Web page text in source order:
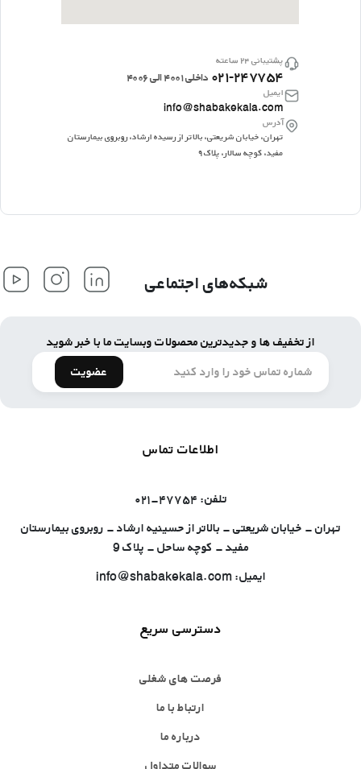
پشتیبانی ۲۴ ساعته
۰۲۱-۲۴۷۷۵۴ داخلی ۴۰۰۱ الی ۴۰۰۶
ایمیل
info@shabakekala.com
آدرس
تهران، خیابان شریعتی، بالاتر از رسیده ارشاد، روبروی بیمارستان
مفید، کوچه سالار، پلاک ۹
شبکه‌های اجتماعی
از تخفیف ها و جدیدترین محصولات وبسایت ما با خبر شوید
عضویت
اطلاعات تماس
تلفن: ۴۷۷۵۴-۰۲۱
تهران - خیابان شریعتی - بالاتر از حسینیه ارشاد - روبروی بیمارستان
مفید - کوچه ساحل - پلاک 9
ایمیل: info@shabakekala.com
دسترسی سریع
فرصت های شغلی
ارتباط با ما
درباره ما